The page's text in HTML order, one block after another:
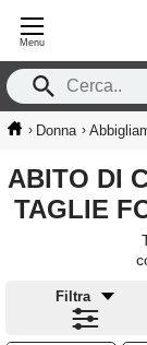
Menu
› Donna ›
ABITO DI COLORE AZZURRO IN LINO
TAGLIE
Filtra